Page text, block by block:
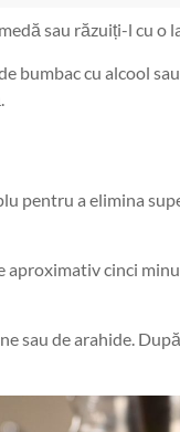
sau răzuiți-l cu o
bumbac cu alcool
pentru a elimina
aproximativ cinci
sau de arahide.